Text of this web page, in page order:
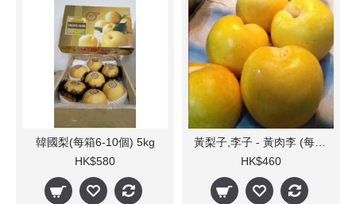
韓國梨(每箱6-10個) 5kg
HK$580
HK$460